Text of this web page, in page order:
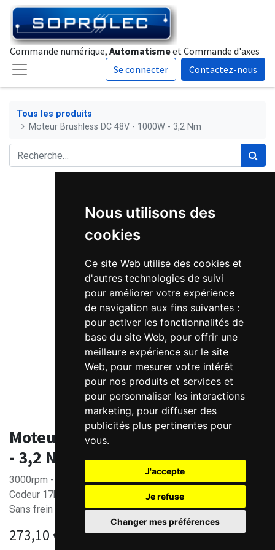
Nous utilisons des
cookies
Ce site Web utilise des cookies et
d'autres technologies de suivi
pour améliorer votre expérience
de navigation aux fins suivantes :
pour activer les fonctionnalités de
base du site Web, pour offrir une
meilleure expérience sur le site
Web, pour mesurer votre intérêt
pour nos produits et services et
pour personnaliser les interactions
marketing, pour diffuser des
publicités plus pertinentes pour
vous.
J'accepte
Je refuse
Changer mes préférences
Commande numérique, Automatismeet Commande d'axes
Se connecter
Contactez-nous
Tous les produits
Moteur Brushless DC 48V - 1000W - 3,2 Nm
Moteur Brushless DC 48V - 1000W
- 3,2 Nm
3000rpm - 3.2Nm (9.6Nm en pointe)
Codeur 17bits
Sans frein
273,10 €